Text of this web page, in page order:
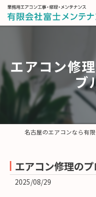
エアコン修
ブ
エアコン修理の
2025/08/29